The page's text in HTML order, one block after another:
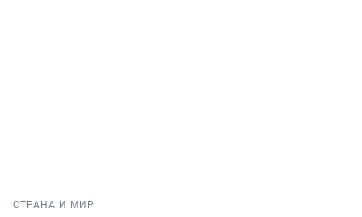
СТРАНА И МИР